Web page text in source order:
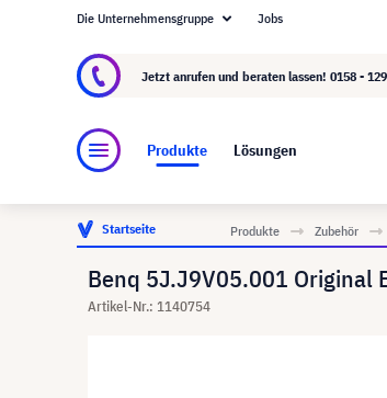
Über visunext.at
Die Unternehmensgruppe Jobs
Jetzt anrufen und beraten lassen! 0158 -
Produkte Lösungen
Startseite Produkte Zubehör
Benq 5J.J9V05.001 Original
Artikel-Nr.: 1140754